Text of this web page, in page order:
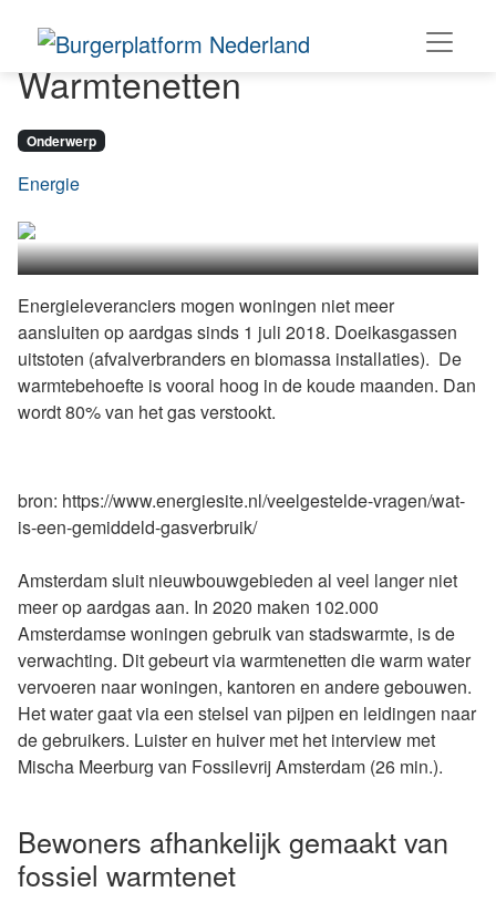
Warmtenetten
Onderwerp
Energie
Energieleveranciers mogen woningen niet meer
aansluiten op aardgas sinds 1 juli 2018. Doeikasgassen
uitstoten (afvalverbranders en biomassa installaties). De
warmtebehoefte is vooral hoog in de koude maanden. Dan
wordt 80% van het gas verstookt.
bron: https://www.energiesite.nl/veelgestelde-vragen/wat-
is-een-gemiddeld-gasverbruik/
Amsterdam sluit nieuwbouwgebieden al veel langer niet
meer op aardgas aan. In 2020 maken 102.000
Amsterdamse woningen gebruik van stadswarmte, is de
verwachting. Dit gebeurt via warmtenetten die warm water
vervoeren naar woningen, kantoren en andere gebouwen.
Het water gaat via een stelsel van pijpen en leidingen naar
de gebruikers. Luister en huiver met het interview met
Mischa Meerburg van Fossilevrij Amsterdam (26 min.).
Bewoners afhankelijk gemaakt van
fossiel warmtenet